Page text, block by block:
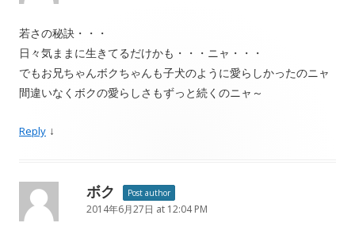
若さの秘訣・・・
日々気ままに生きてるだけかも・・・ニャ・・・
でもお兄ちゃんボクちゃんも子犬のように愛らしかったのニャ
間違いなくボクの愛らしさもずっと続くのニャ～
Reply ↓
ボク Post author
2014年6月27日 at 12:04 PM